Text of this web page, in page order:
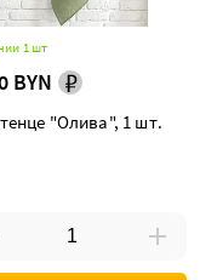
1 шт
BYN
"Олива", 1 шт.